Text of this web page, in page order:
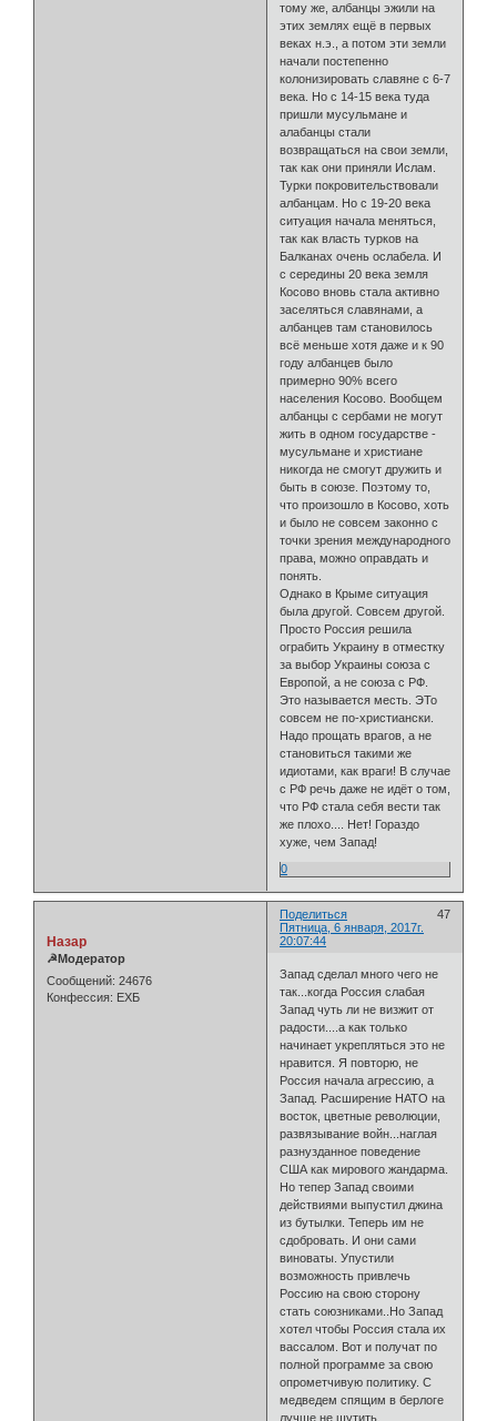
тому же, албанцы эжили на
этих землях ещё в первых
веках н.э., а потом эти земли
начали постепенно
колонизировать славяне с 6-7
века. Но с 14-15 века туда
пришли мусульмане и
алабанцы стали
возвращаться на свои земли,
так как они приняли Ислам.
Турки покровительствовали
албанцам. Но с 19-20 века
ситуация начала меняться,
так как власть турков на
Балканах очень ослабела. И
с середины 20 века земля
Косово вновь стала активно
заселяться славянами, а
албанцев там становилось
всё меньше хотя даже и к 90
году албанцев было
примерно 90% всего
населения Косово. Вообщем
албанцы с сербами не могут
жить в одном государстве -
мусульмане и христиане
никогда не смогут дружить и
быть в союзе. Поэтому то,
что произошло в Косово, хоть
и было не совсем законно с
точки зрения международного
права, можно оправдать и
понять.
Однако в Крыме ситуация
была другой. Совсем другой.
Просто Россия решила
ограбить Украину в отместку
за выбор Украины союза с
Европой, а не союза с РФ.
Это называется месть. ЭТо
совсем не по-христиански.
Надо прощать врагов, а не
становиться такими же
идиотами, как враги! В случае
с РФ речь даже не идёт о том,
что РФ стала себя вести так
же плохо.... Нет! Гораздо
хуже, чем Запад!
0
Поделиться
47
Пятница, 6 января, 2017г.
20:07:44
Назар
☭Модератор
Сообщений: 24676
Конфессия: ЕХБ
Запад сделал много чего не
так...когда Россия слабая
Запад чуть ли не визжит от
радости....а как только
начинает укрепляться это не
нравится. Я повторю, не
Россия начала агрессию, а
Запад. Расширение НАТО на
восток, цветные революции,
развязывание войн...наглая
разнузданное поведение
США как мирового жандарма.
Но тепер Запад своими
действиями выпустил джина
из бутылки. Теперь им не
сдобровать. И они сами
виноваты. Упустили
возможность привлечь
Россию на свою сторону
стать союзниками..Но Запад
хотел чтобы Россия стала их
вассалом. Вот и получат по
полной программе за свою
опрометчивую политику. С
медведем спящим в берлоге
лучше не шутить.